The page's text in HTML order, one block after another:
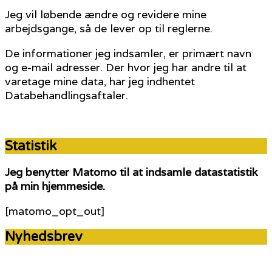
Jeg vil løbende ændre og revidere mine
arbejdsgange, så de lever op til reglerne.
De informationer jeg indsamler, er primært navn
og e-mail adresser. Der hvor jeg har andre til at
varetage mine data, har jeg indhentet
Databehandlingsaftaler.
Statistik
Jeg benytter Matomo til at indsamle datastatistik
på min hjemmeside.
[matomo_opt_out]
Nyhedsbrev